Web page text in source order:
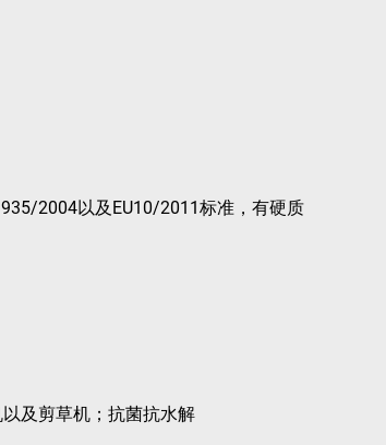
2004以及EU10/2011标准，有硬质
及剪草机；抗菌抗水解